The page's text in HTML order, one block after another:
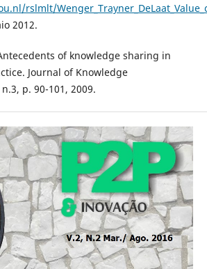
rslmlt/
2012.
of knowledge sharing in
Journal of Knowledge
p. 90-101, 2009.